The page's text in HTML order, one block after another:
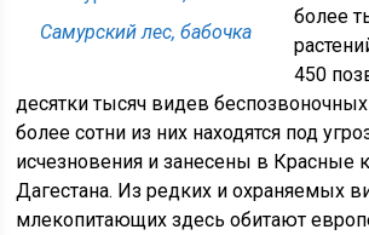
Самурский лес, бабочка
более
450
десятки тысяч видев
более сотни из них находятся под
исчезновения и занесены в Красные
Дагестана. Из редких и охраняемых
млекопитающих здесь обитают